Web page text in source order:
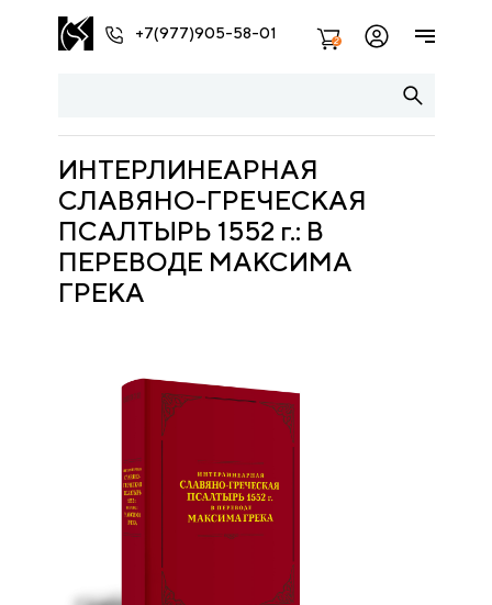
+7(977)905-58-01 2
ИНТЕРЛИНЕАРНАЯ
СЛАВЯНО-ГРЕЧЕСКАЯ
ПCАЛТЫРЬ 1552 г.: В
ПЕРЕВОДЕ МАКСИМА
ГРЕКА